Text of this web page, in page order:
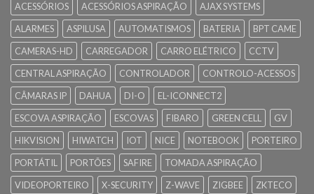
ACESSÓRIOS ACESSÓRIOS ASPIRAÇÃO
AJAX SYSTEMS
ALARMES
ASPILUSA AUTOMATISMOS BATERIA
BPT CAME
CAMERAS-HD
CARREGADOR CARRO ELÉTRICO
CCTV
CENTRAL ASPIRAÇÃO
CONTROLADOR
CONTROLO-ACESSOS
CÂMARAS IP
DAHUA DI-O
EL-ICONNECT2
ESCOVA ASPIRAÇÃO
ESCOVAS FIBARO GREEN CELL
GV
HIKVISION
HIWATCH IOT NICE NOTEBOOK
PORTEIRO
PORTÁTIL
PORTÕES SAFIRE
TOMADA ASPIRAÇÃO
VIDEOPORTEIRO
X-SECURITY Z-WAVE ZIGBEE
ZKTECO